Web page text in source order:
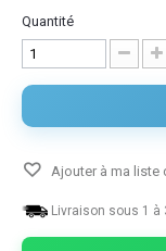
Quantité
Ajouter à ma liste
Livraison sous 1 à